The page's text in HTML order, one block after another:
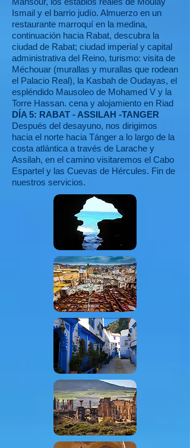
Ismail y el barrio judío. Almuerzo en un
restaurante marroquí en la medina,
continuación hacia Rabat, descubra la
ciudad de Rabat; ciudad imperial y capital
administrativa del Reino, turismo: visita de
Méchouar (murallas y murallas que rodean
el Palacio Real), la Kasbah de Oudayas, el
espléndido Mausoleo de Mohamed V y la
Torre Hassan. cena y alojamiento en Riad
DÍA 5: RABAT - ASSILAH -TANGER
Después del desayuno, nos dirigimos
hacia el norte hacia Tánger a lo largo de la
costa atlántica a través de Larache y
Assilah, en el camino visitaremos el Cabo
Espartel y las Cuevas de Hércules. Fin de
nuestros servicios.